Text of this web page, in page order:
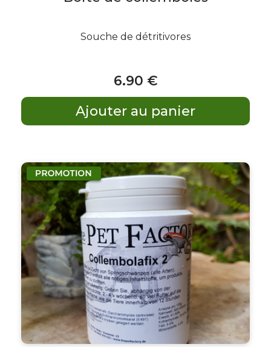
Souche de détritivores
6.90 €